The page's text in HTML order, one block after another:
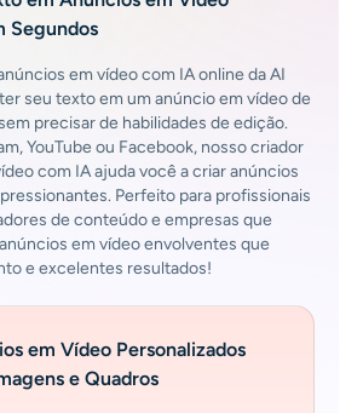
Segundos
em vídeo com IA online da AI
seu texto em um anúncio em vídeo de
precisar de habilidades de edição.
YouTube ou Facebook, nosso criador
com IA ajuda você a criar anúncios
Perfeito para profissionais
de conteúdo e empresas que
em vídeo envolventes que
e excelentes resultados!
em Vídeo Personalizados
e Quadros